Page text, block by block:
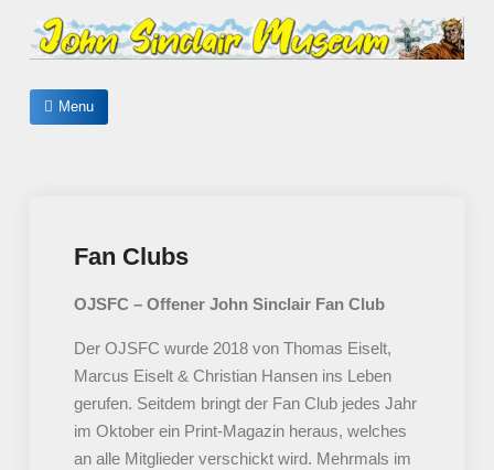
John Sinclair Museum
Menu
Fan Clubs
OJSFC – Offener John Sinclair Fan Club
Der OJSFC wurde 2018 von Thomas Eiselt,
Marcus Eiselt & Christian Hansen ins Leben
gerufen. Seitdem bringt der Fan Club jedes Jahr
im Oktober ein Print-Magazin heraus, welches
an alle Mitglieder verschickt wird. Mehrmals im